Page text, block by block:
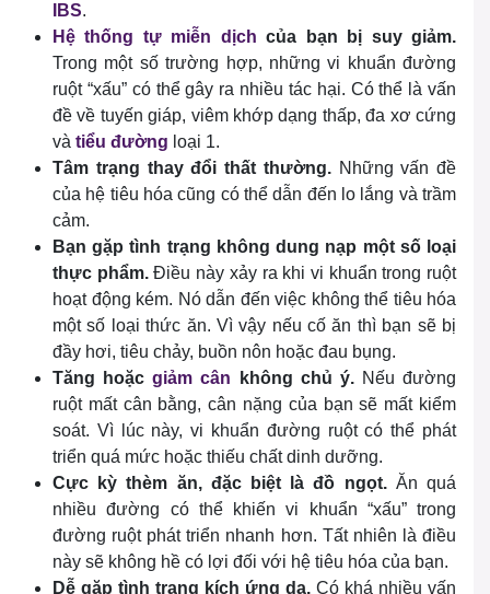
IBS.
Hệ thống tự miễn dịch của bạn bị suy giảm.
Trong một số trường hợp, những vi khuẩn đường
ruột “xấu” có thể gây ra nhiều tác hại. Có thể là vấn
đề về tuyến giáp, viêm khớp dạng thấp, đa xơ cứng
và tiểu đường loại 1.
Tâm trạng thay đổi thất thường. Những vấn đề
của hệ tiêu hóa cũng có thể dẫn đến lo lắng và trầm
cảm.
Bạn gặp tình trạng không dung nạp một số loại
thực phẩm.Điều này xảy ra khi vi khuẩn trong ruột
hoạt động kém. Nó dẫn đến việc không thể tiêu hóa
một số loại thức ăn. Vì vậy nếu cố ăn thì bạn sẽ bị
đầy hơi, tiêu chảy, buồn nôn hoặc đau bụng.
Tăng hoặcgiảm cân không chủ ý.Nếu đường
ruột mất cân bằng, cân nặng của bạn sẽ mất kiểm
soát. Vì lúc này, vi khuẩn đường ruột có thể phát
triển quá mức hoặc thiếu chất dinh dưỡng.
Cực kỳ thèm ăn, đặc biệt là đồ ngọt. Ăn quá
nhiều đường có thể khiến vi khuẩn “xấu” trong
đường ruột phát triển nhanh hơn. Tất nhiên là điều
này sẽ không hề có lợi đối với hệ tiêu hóa của bạn.
Dễ gặp tình trạng kích ứng da. Có khá nhiều vấn